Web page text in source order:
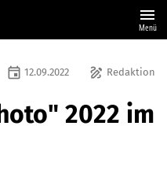
menu
Menü
draw Redaktion
event 12.09.2022
2022 im